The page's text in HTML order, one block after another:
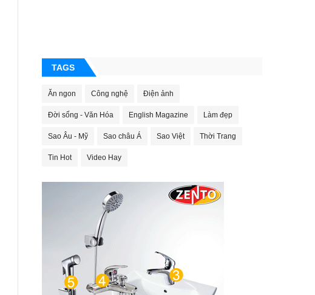
TAGS
Ăn ngon Công nghệ Điện ảnh
Đời sống - Văn Hóa English Magazine Làm đẹp
Sao Âu - Mỹ Sao châu Á Sao Việt Thời Trang
Tin Hot Video Hay